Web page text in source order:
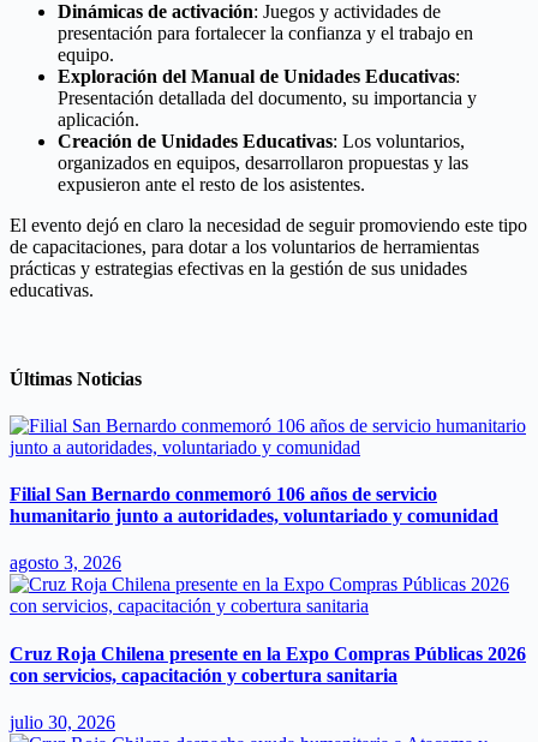
Dinámicas de activación: Juegos y actividades de
presentación para fortalecer la confianza y el trabajo en
equipo.
Exploración del Manual de Unidades Educativas:
Presentación detallada del documento, su importancia y
aplicación.
Creación de Unidades Educativas: Los voluntarios,
organizados en equipos, desarrollaron propuestas y las
expusieron ante el resto de los asistentes.
El evento dejó en claro la necesidad de seguir promoviendo este tipo
de capacitaciones, para dotar a los voluntarios de herramientas
prácticas y estrategias efectivas en la gestión de sus unidades
educativas.
Últimas Noticias
Filial San Bernardo conmemoró 106 años de servicio
humanitario junto a autoridades, voluntariado y comunidad
agosto 3, 2026
Cruz Roja Chilena presente en la Expo Compras Públicas 2026
con servicios, capacitación y cobertura sanitaria
julio 30, 2026